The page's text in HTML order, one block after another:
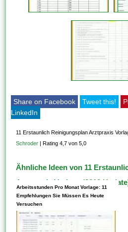
Share on Facebook Tweet this!
LinkedIn
11 Erstaunlich Reinigungsplan Arztpraxis
Schroder |Rating 4,7 von 5,0
Ähnliche Ideen von 11
Arztpraxis Vorlage (2019
Arbeitsstunden Pro Monat Vorlage: 11
Empfehlungen Sie Müssen Es Heute
Versuchen